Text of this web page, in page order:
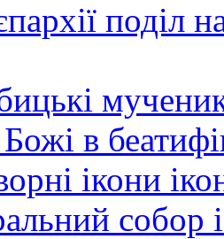
поділ
в
ікони
собор